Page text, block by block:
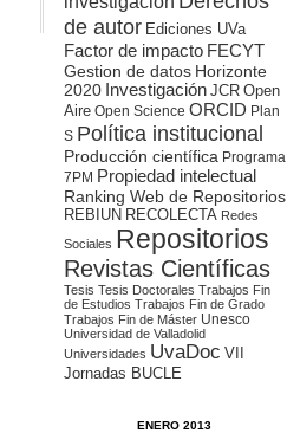
de autor Ediciones UVa
Factor de impacto FECYT
Gestion de datos Horizonte
2020 Investigación JCR Open
Aire Open Science ORCID Plan
S Política institucional
Producción científica Programa
7PM Propiedad intelectual
Ranking Web de Repositorios
REBIUN RECOLECTA Redes
Sociales Repositorios
Revistas Científicas
Tesis Tesis Doctorales Trabajos Fin
de Estudios Trabajos Fin de Grado
Trabajos Fin de Máster Unesco
Universidad de Valladolid
Universidades UvaDoc VII
Jornadas BUCLE
ENERO 2013